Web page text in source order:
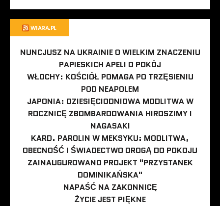
WIARA.PL
NUNCJUSZ NA UKRAINIE O WIELKIM ZNACZENIU
PAPIESKICH APELI O POKÓJ
WŁOCHY: KOŚCIÓŁ POMAGA PO TRZĘSIENIU
POD NEAPOLEM
JAPONIA: DZIESIĘCIODNIOWA MODLITWA W
ROCZNICĘ ZBOMBARDOWANIA HIROSZIMY I
NAGASAKI
KARD. PAROLIN W MEKSYKU: MODLITWA,
OBECNOŚĆ I ŚWIADECTWO DROGĄ DO POKOJU
ZAINAUGUROWANO PROJEKT "PRZYSTANEK
DOMINIKAŃSKA"
NAPAŚĆ NA ZAKONNICĘ
ŻYCIE JEST PIĘKNE